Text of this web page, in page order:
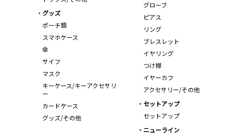
グローブ
ピアス
リング
ブレスレット
イヤリング
つけ襟
イヤーカフ
アクセサリー/その他
グッズ
ポーチ類
スマホケース
傘
サイフ
マスク
キーケース/キーアクセサリ
ー
カードケース
グッズ/その他
セットアップ
セットアップ
ニューライン